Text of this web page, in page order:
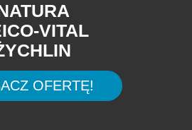
VITAL
OFERTĘ!